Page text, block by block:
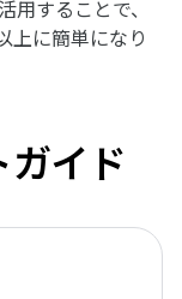
用することで、
上に簡単になり
ガイド